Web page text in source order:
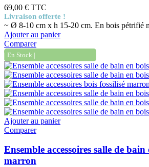
69,00 € TTC
Livraison offerte !
~ Ø 8-10 cm x h 15-20 cm. En bois pétrifié
Ajouter au panier
Comparer
| En Stock |
Ajouter au panier
Comparer
Ensemble accessoires salle de bain
marron